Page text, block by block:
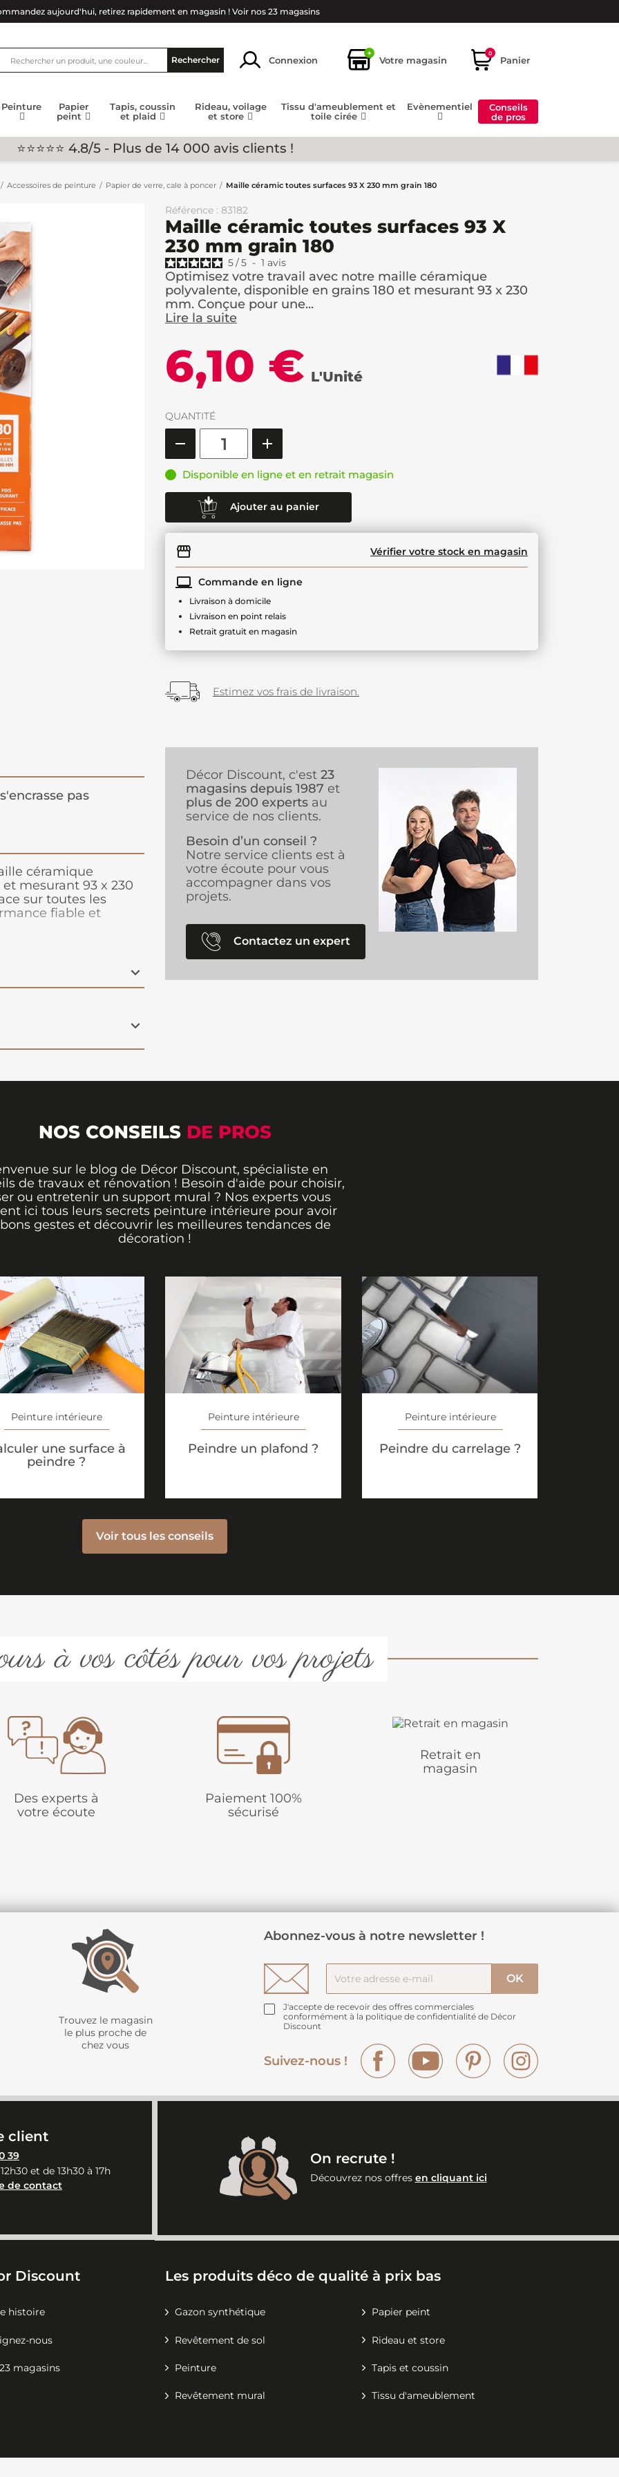
aujourd'hui, retirez rapidement en magasin ! Voir nos 23 magasins
Rechercher Connexion
+
Votre magasin
0
Panier
Peinture
Papier
peint
Tapis, coussin
et plaid
Rideau, voilage
et store
Tissu d'ameublement et
toile cirée
Evènementiel
Conseils
de pros
⭐⭐⭐⭐⭐ 4.8/5 - Plus de 14 000 avis clients !
Accessoires de peinture Papier de verre, cale à poncer Maille céramic toutes surfaces 93 X 230 mm grain 180
Référence : 83182
Maille céramic toutes surfaces 93 X
230 mm grain 180
5/5 - 1 avis
Optimisez votre travail avec notre maille céramique
polyvalente, disponible en grains 180 et mesurant 93 x 230
mm. Conçue pour une...
Lire la suite
6,10 € L'Unité
QUANTITÉ
Disponible en ligne et en retrait magasin
Ajouter au panier
Vérifier votre stock en magasin
Commande en ligne
Livraison à domicile
Livraison en point relais
Retrait gratuit en magasin
Estimez vos frais de livraison.
pas
céramique
mesurant 93 x 230
sur toutes les
fiable et
Décor Discount, c'est 23
magasins depuis 1987 et
plus de 200 experts au
service de nos clients.
Besoin d’un conseil ?
Notre service clients est à
votre écoute pour vous
accompagner dans vos
projets.
Contactez un expert
NOS CONSEILS DE PROS
sur le blog de Décor Discount, spécialiste en
de travaux et rénovation ! Besoin d'aide pour choisir,
ou entretenir un support mural ? Nos experts vous
ici tous leurs secrets peinture intérieure pour avoir
gestes et découvrir les meilleures tendances de
décoration !
Peinture intérieure
une surface à
peindre ?
Peinture intérieure
Peindre un plafond ?
Peinture intérieure
Peindre du carrelage ?
Voir tous les conseils
à vos côtés pour vos projets
Des experts à
votre écoute
Paiement 100%
sécurisé
Retrait en
magasin
Trouvez le magasin
le plus proche de
chez vous
Abonnez-vous à notre newsletter !
J'accepte de recevoir des offres commerciales
conformément à la politique de confidentialité de Décor
Discount
Suivez-nous !
Facebook YouTube Pinterest
client
39
et de 13h30 à 17h
de contact
On recrute !
Découvrez nos offres en cliquant ici
Discount
histoire
nous
magasins
Les produits déco de qualité à prix bas
Gazon synthétique Papier peint
Revêtement de sol Rideau et store
Peinture Tapis et coussin
Revêtement mural Tissu d'ameublement